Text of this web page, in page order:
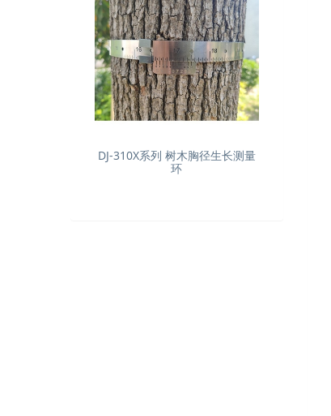
DJ-310X系列 树木胸径生长测量
环